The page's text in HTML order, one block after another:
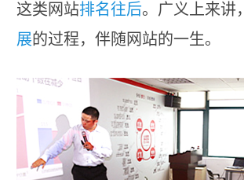
这类网站排名往后。广义上来讲
展的过程，伴随网站的一生。